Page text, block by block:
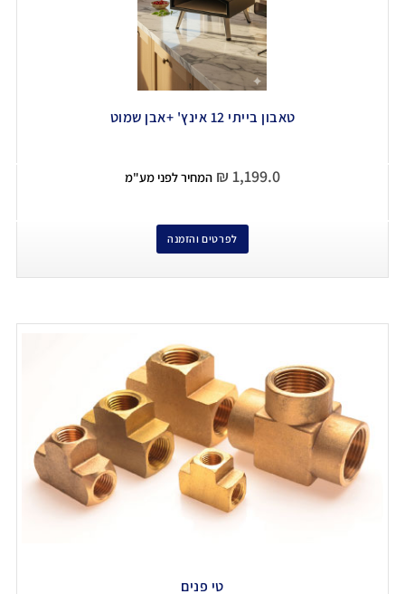
טאבון בייתי 12 אינץ' +אבן שמוט
₪ 1,199.0 המחיר לפני מע"מ
לפרטים והזמנה
טי פנים